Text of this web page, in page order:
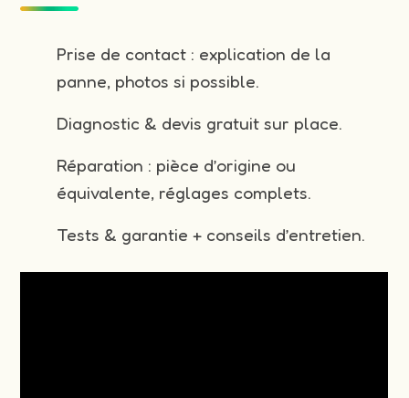
Prise de contact : explication de la
panne, photos si possible.
Diagnostic & devis gratuit sur place.
Réparation : pièce d’origine ou
équivalente, réglages complets.
Tests & garantie + conseils d’entretien.